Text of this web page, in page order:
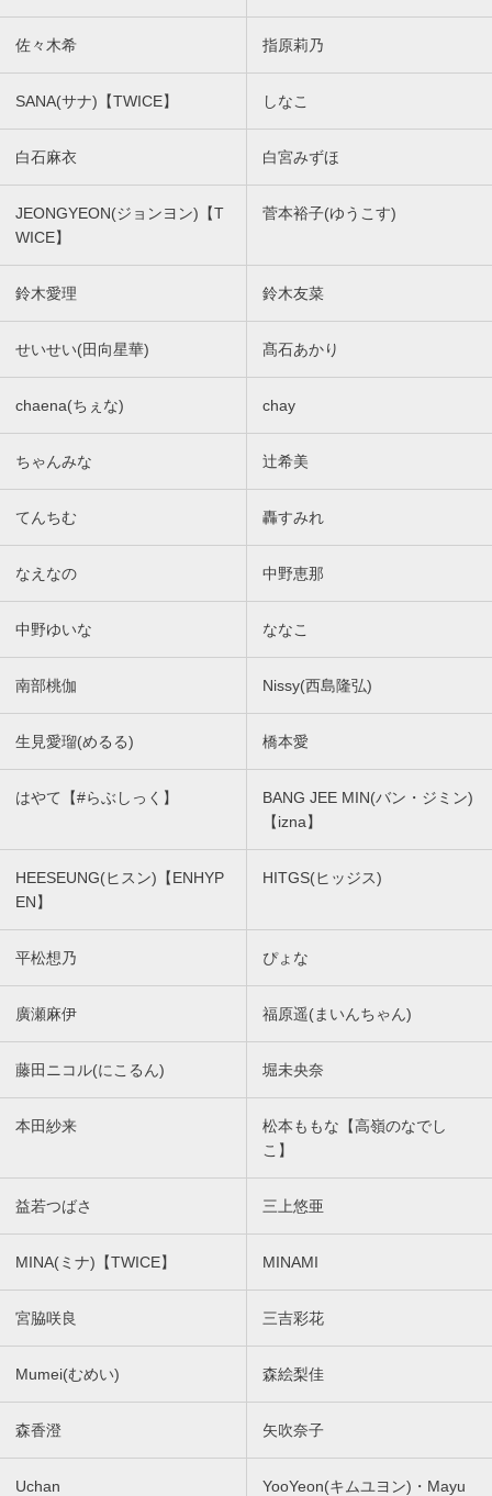
佐々木希 指原莉乃
SANA(サナ)【TWICE】 しなこ
白石麻衣 白宮みずほ
JEONGYEON(ジョンヨン)【T
WICE】
菅本裕子(ゆうこす)
鈴木愛理 鈴木友菜
せいせい(田向星華) 髙石あかり
chaena(ちぇな) chay
ちゃんみな 辻希美
てんちむ 轟すみれ
なえなの 中野恵那
中野ゆいな ななこ
南部桃伽 Nissy(西島隆弘)
生見愛瑠(めるる) 橋本愛
はやて【#らぶしっく】
BANG JEE MIN(バン・ジミン)
【izna】
HEESEUNG(ヒスン)【ENHYP
EN】
HITGS(ヒッジス)
平松想乃 ぴょな
廣瀬麻伊 福原遥(まいんちゃん)
藤田ニコル(にこるん) 堀未央奈
本田紗来
松本ももな【高嶺のなでし
こ】
益若つばさ 三上悠亜
MINA(ミナ)【TWICE】 MINAMI
宮脇咲良 三吉彩花
Mumei(むめい) 森絵梨佳
森香澄 矢吹奈子
Uchan
YooYeon(キムユヨン)・Mayu